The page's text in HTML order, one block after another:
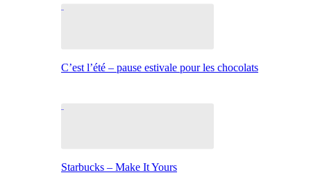
C’est l’été – pause estivale pour les chocolats
Starbucks – Make It Yours